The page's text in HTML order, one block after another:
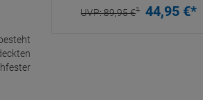
UVP:89,95€1 44,95 €*